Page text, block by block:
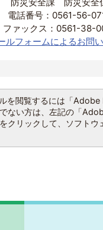
電話番号：0561-56-
ファックス：0561-38-
ルフォームによるお問
を閲覧するには「
ない方は、左記の「
クリックして、ソフト